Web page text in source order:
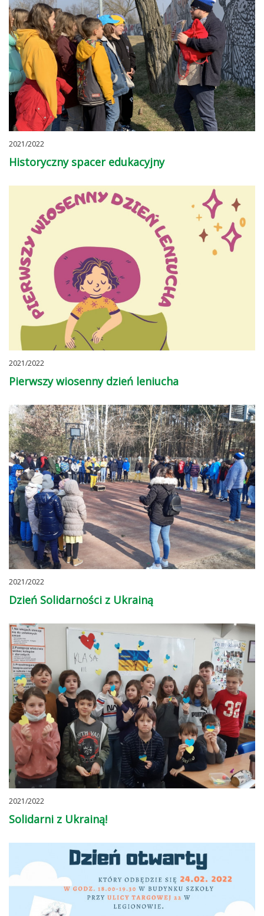
2021/2022
Historyczny spacer edukacyjny
2021/2022
Pierwszy wiosenny dzień leniucha
2021/2022
Dzień Solidarności z Ukrainą
2021/2022
Solidarni z Ukrainą!